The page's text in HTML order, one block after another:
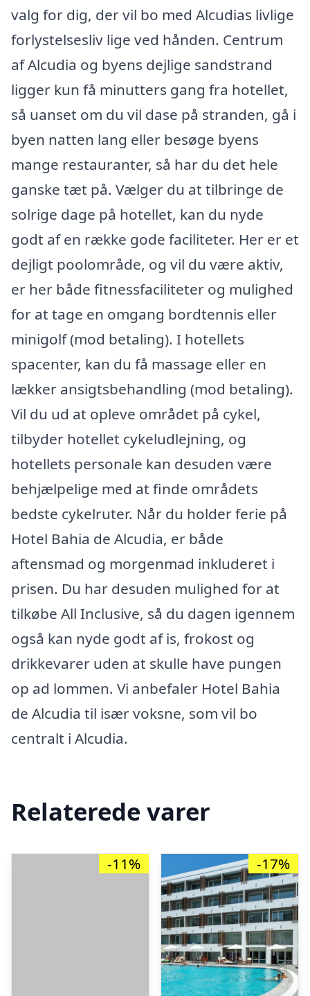
valg for dig, der vil bo med Alcudias livlige
forlystelsesliv lige ved hånden. Centrum
af Alcudia og byens dejlige sandstrand
ligger kun få minutters gang fra hotellet,
så uanset om du vil dase på stranden, gå i
byen natten lang eller besøge byens
mange restauranter, så har du det hele
ganske tæt på. Vælger du at tilbringe de
solrige dage på hotellet, kan du nyde
godt af en række gode faciliteter. Her er et
dejligt poolområde, og vil du være aktiv,
er her både fitnessfaciliteter og mulighed
for at tage en omgang bordtennis eller
minigolf (mod betaling). I hotellets
spacenter, kan du få massage eller en
lækker ansigtsbehandling (mod betaling).
Vil du ud at opleve området på cykel,
tilbyder hotellet cykeludlejning, og
hotellets personale kan desuden være
behjælpelige med at finde områdets
bedste cykelruter. Når du holder ferie på
Hotel Bahia de Alcudia, er både
aftensmad og morgenmad inkluderet i
prisen. Du har desuden mulighed for at
tilkøbe All Inclusive, så du dagen igennem
også kan nyde godt af is, frokost og
drikkevarer uden at skulle have pungen
op ad lommen. Vi anbefaler Hotel Bahia
de Alcudia til især voksne, som vil bo
centralt i Alcudia.
Relaterede varer
-11% -17%